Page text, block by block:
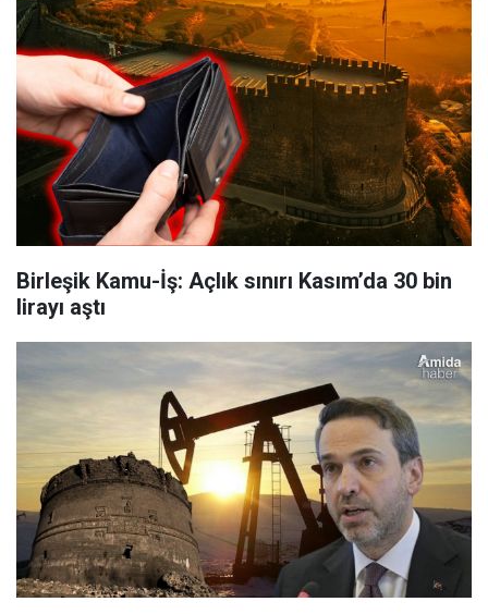
Birleşik Kamu-İş: Açlık sınırı Kasım’da 30 bin
lirayı aştı